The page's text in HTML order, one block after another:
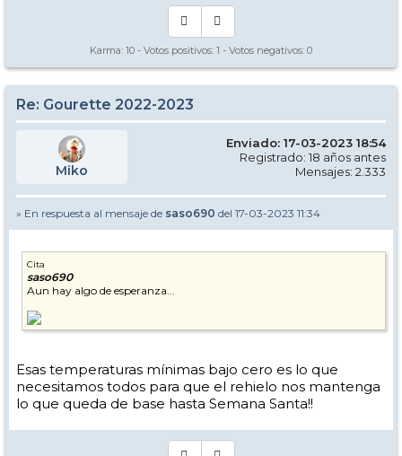
Karma: 10 - Votos positivos: 1 - Votos negativos: 0
Re: Gourette 2022-2023
Miko
Enviado: 17-03-2023 18:54
Registrado: 18 años antes
Mensajes: 2.333
» En respuesta al mensaje de saso690 del 17-03-2023 11:34
Cita
saso690
Aun hay algo de esperanza...
Esas temperaturas mínimas bajo cero es lo que
necesitamos todos para que el rehielo nos mantenga
lo que queda de base hasta Semana Santa!!